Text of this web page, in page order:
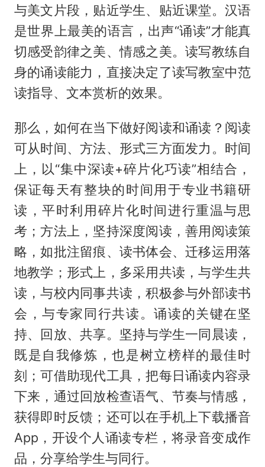
与美文片段，贴近学生、贴近课堂。汉语
是世界上最美的语言，出声“诵读”才能真
切感受韵律之美、情感之美。读写教练自
身的诵读能力，直接决定了读写教室中范
读指导、文本赏析的效果。
那么，如何在当下做好阅读和诵读？阅读
可从时间、方法、形式三方面发力。时间
上，以“集中深读+碎片化巧读”相结合，
保证每天有整块的时间用于专业书籍研
读，平时利用碎片化时间进行重温与思
考；方法上，坚持深度阅读，善用阅读策
略，如批注留痕、读书体会、迁移运用落
地教学；形式上，多采用共读，与学生共
读，与校内同事共读，积极参与外部读书
会，与专家同行共读。诵读的关键在坚
持、回放、共享。坚持与学生一同晨读，
既是自我修炼，也是树立榜样的最佳时
刻；可借助现代工具，把每日诵读内容录
下来，通过回放检查语气、节奏与情感，
获得即时反馈；还可以在手机上下载播音
App，开设个人诵读专栏，将录音变成作
品，分享给学生与同行。